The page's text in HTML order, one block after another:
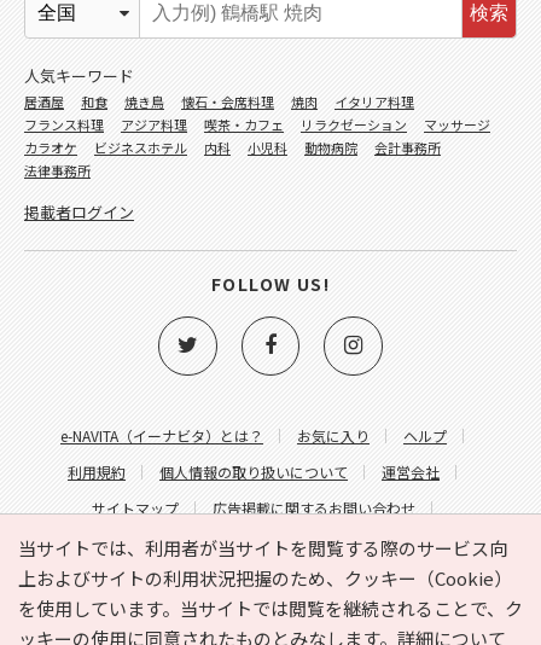
当サイトでは、利用者が当サイトを閲覧する際のサービス向
上およびサイトの利用状況把握のため、クッキー（Cookie）
を使用しています。当サイトでは閲覧を継続されることで、ク
ッキーの使用に同意されたものとみなします。詳細について
e-NAVITA（イーナビタ）とは？ お気に入り
ヘルプ
利用規約
個人情報の取り扱いについて
運営会社
サイトマップ
広告掲載に関するお問い合わせ
サイトの内容に関するお問い合わせ
検索
人気キーワード
居酒屋 和食 焼き鳥 懐石・会席料理 焼肉
イタリア料理
フランス料理
アジア料理 喫茶・カフェ リラクゼーション
マッサージ
カラオケ
ビジネスホテル 内科 小児科 動物病院
会計事務所
法律事務所
掲載者ログイン
FOLLOW US!